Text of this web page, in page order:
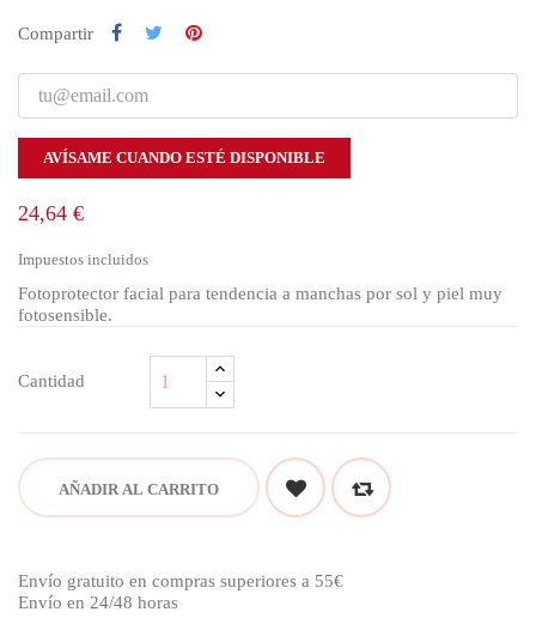
Compartir
AVÍSAME CUANDO ESTÉ DISPONIBLE
24,64 €
Impuestos incluidos
Fotoprotector facial para tendencia a manchas por sol y piel muy
fotosensible.
Cantidad
AÑADIR AL CARRITO
Envío gratuito en compras superiores a 55€
Envío en 24/48 horas